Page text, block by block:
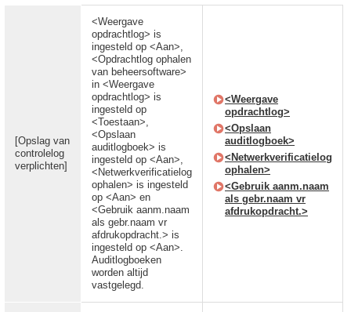
[Opslag van
controlelog
verplichten]
<Weergave
opdrachtlog> is
ingesteld op <Aan>,
<Opdrachtlog ophalen
van beheersoftware>
in <Weergave
opdrachtlog> is
ingesteld op
<Toestaan>,
<Opslaan
auditlogboek> is
ingesteld op <Aan>,
<Netwerkverificatielog
ophalen> is ingesteld
op <Aan> en
<Gebruik aanm.naam
als gebr.naam vr
afdrukopdracht.> is
ingesteld op <Aan>.
Auditlogboeken
worden altijd
vastgelegd.
<Weergave
opdrachtlog>
<Opslaan
auditlogboek>
<Netwerkverificatielog
ophalen>
<Gebruik aanm.naam
als gebr.naam vr
afdrukopdracht.>